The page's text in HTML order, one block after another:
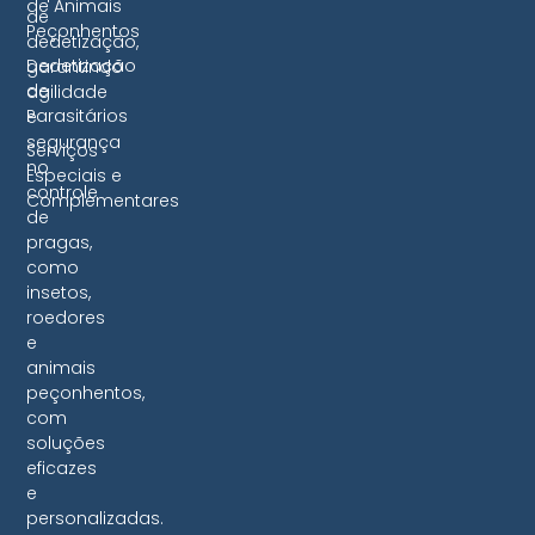
de
dedetização,
garantindo
agilidade
e
segurança
no
controle
de
pragas,
como
insetos,
roedores
e
animais
peçonhentos,
com
soluções
eficazes
e
personalizadas.
de Animais
Peçonhentos
Dedetização
de
Parasitários
Serviços
Especiais e
Complementares